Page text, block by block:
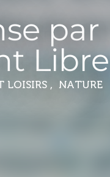
par
Libre
LOISIRS , NATURE